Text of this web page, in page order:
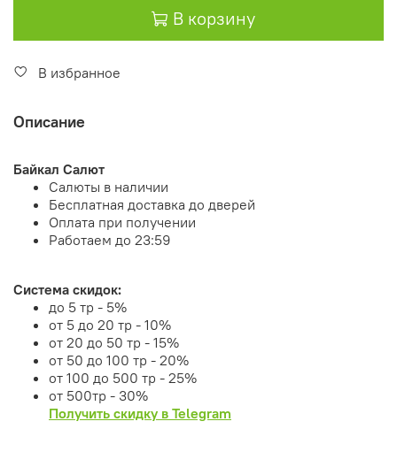
В корзину
В избранное
Описание
Байкал Салют
Салюты в наличии
Бесплатная доставка до дверей
Оплата при получении
Работаем до 23:59
Система скидок:
до 5 тр - 5%
от 5 до 20 тр - 10%
от 20 до 50 тр - 15%
от 50 до 100 тр - 20%
от 100 до 500 тр - 25%
от 500тр - 30%
Получить скидку в Telegram